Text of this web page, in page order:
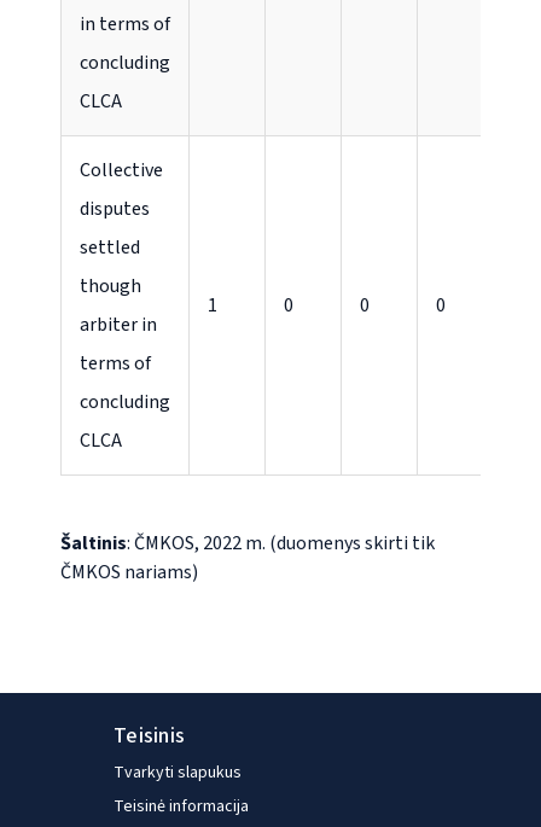
in terms of
concluding
CLCA
Collective
disputes
settled
though
arbiter in
terms of
concluding
CLCA
1 0 0 0
Šaltinis: ČMKOS, 2022 m. (duomenys skirti tik
ČMKOS nariams)
Teisinis
Tvarkyti slapukus
Teisinė informacija